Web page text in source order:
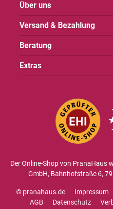
Über uns
Versand & Bezahlung
Beratung
Extras
Der Online-Shop von PranaHaus
GmbH, Bahnhofstraße 6,
© pranahaus.de Impressum
AGB
Datenschutz